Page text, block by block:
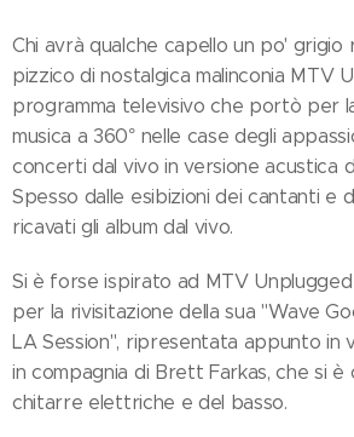
Chi avrà qualche capello un po' grigio
pizzico di nostalgica malinconia MTV
programma televisivo che portò per
musica a 360° nelle case degli
concerti dal vivo in versione acustica
Spesso dalle esibizioni dei cantanti e
ricavati gli album dal vivo.
Si è forse ispirato ad MTV Unplugged
per la rivisitazione della sua "Wave
LA Session", ripresentata appunto in
in compagnia di Brett Farkas, che si
chitarre elettriche e del basso.